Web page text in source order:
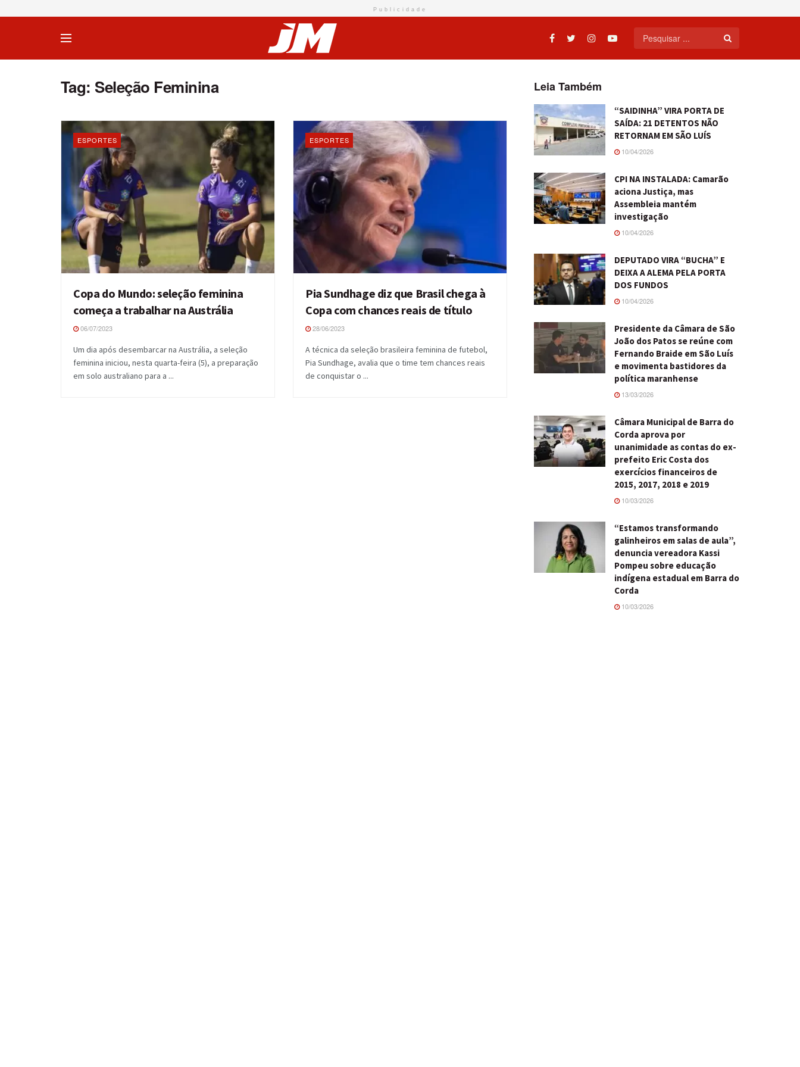
Publicidade
Tag: Seleção Feminina
ESPORTES
Copa do Mundo: seleção feminina
começa a trabalhar na Austrália
06/07/2023
Um dia após desembarcar na Austrália, a seleção
feminina iniciou, nesta quarta-feira (5), a preparação
em solo australiano para a ...
ESPORTES
Pia Sundhage diz que Brasil chega à
Copa com chances reais de título
28/06/2023
A técnica da seleção brasileira feminina de futebol,
Pia Sundhage, avalia que o time tem chances reais
de conquistar o ...
Leia Também
“SAIDINHA” VIRA PORTA DE
SAÍDA: 21 DETENTOS NÃO
RETORNAM EM SÃO LUÍS
10/04/2026
CPI NA INSTALADA: Camarão
aciona Justiça, mas
Assembleia mantém
investigação
10/04/2026
DEPUTADO VIRA “BUCHA” E
DEIXA A ALEMA PELA PORTA
DOS FUNDOS
10/04/2026
Presidente da Câmara de São
João dos Patos se reúne com
Fernando Braide em São Luís
e movimenta bastidores da
política maranhense
13/03/2026
Câmara Municipal de Barra do
Corda aprova por
unanimidade as contas do ex-
prefeito Eric Costa dos
exercícios financeiros de
2015, 2017, 2018 e 2019
10/03/2026
“Estamos transformando
galinheiros em salas de aula”,
denuncia vereadora Kassi
Pompeu sobre educação
indígena estadual em Barra do
Corda
10/03/2026